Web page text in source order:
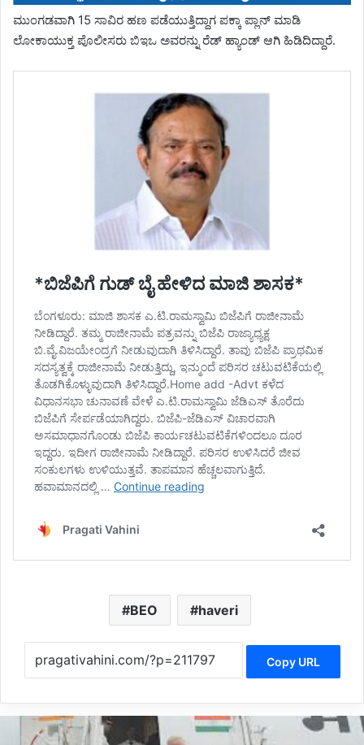
ಮುಂಗಡವಾಗಿ 15 ಸಾವಿರ ಹಣ ಪಡೆಯುತ್ತಿದ್ದಾಗ ಪಕ್ಕಾ ಪ್ಲಾನ್ ಮಾಡಿ
ಲೋಕಾಯುಕ್ತ ಪೊಲೀಸರು ಬಿಇಒ ಅವರನ್ನು ರೆಡ್ ಹ್ಯಾಂಡ್ ಆಗಿ ಹಿಡಿದಿದ್ದಾರೆ.
BEO haveri
Copy URL